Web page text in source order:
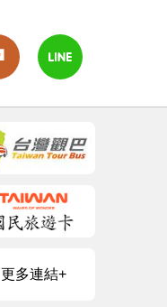
更多連結+